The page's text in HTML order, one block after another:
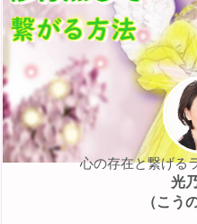
心の存在と繋げる
光
（こう